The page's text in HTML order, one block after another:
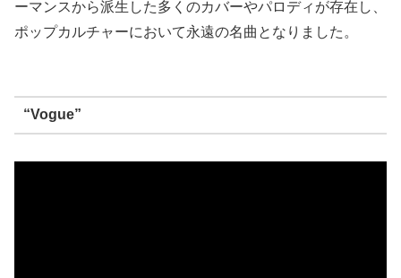
ーマンスから派生した多くのカバーやパロディが存在し、
ポップカルチャーにおいて永遠の名曲となりました。
“Vogue”